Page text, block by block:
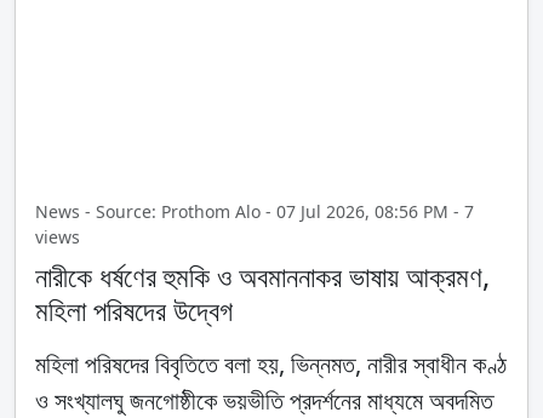
News - Source: Prothom Alo - 07 Jul 2026, 08:56 PM - 7
views
নারীকে ধর্ষণের হুমকি ও অবমাননাকর ভাষায় আক্রমণ,
মহিলা পরিষদের উদ্বেগ
মহিলা পরিষদের বিবৃতিতে বলা হয়, ভিন্নমত, নারীর স্বাধীন কণ্ঠ
ও সংখ্যালঘু জনগোষ্ঠীকে ভয়ভীতি প্রদর্শনের মাধ্যমে অবদমিত